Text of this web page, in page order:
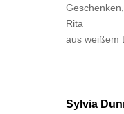
Rita
aus weißem
Sylvia